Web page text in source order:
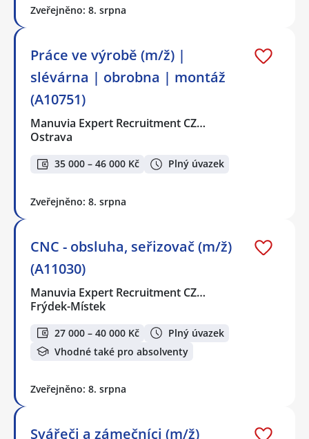
Zveřejněno: 8. srpna
Práce ve výrobě (m/ž) |
slévárna | obrobna | montáž
(A10751)
Manuvia Expert Recruitment CZ…
Ostrava
35 000 – 46 000 Kč Plný úvazek
Zveřejněno: 8. srpna
CNC - obsluha, seřizovač (m/ž)
(A11030)
Manuvia Expert Recruitment CZ…
Frýdek-Místek
27 000 – 40 000 Kč
Plný úvazek
Vhodné také pro absolventy
Zveřejněno: 8. srpna
Svářeči a zámečníci (m/ž)